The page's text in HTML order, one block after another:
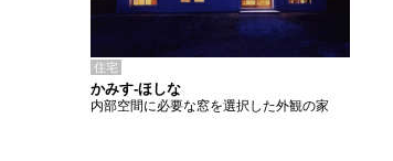
住宅
かみす-ほしな
内部空間に必要な窓を選択した外観の家